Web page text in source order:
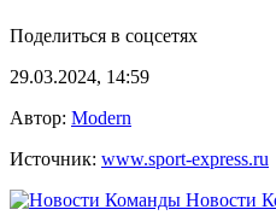
Поделиться в соцсетях
29.03.2024, 14:59
Автор: Modern
Источник: www.sport-express.ru
Новости